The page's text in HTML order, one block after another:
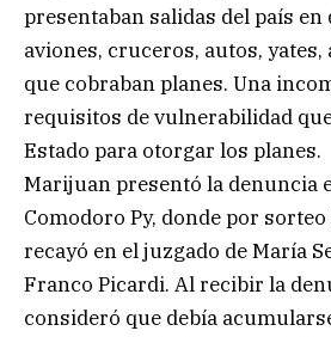
presentaban salidas del país
aviones, cruceros, autos,
que cobraban planes. Una
requisitos de vulnerabilidad
Estado para otorgar los planes.
Marijuan presentó la denuncia
Comodoro Py, donde por
recayó en el juzgado de María
Franco Picardi. Al recibir la
consideró que debía